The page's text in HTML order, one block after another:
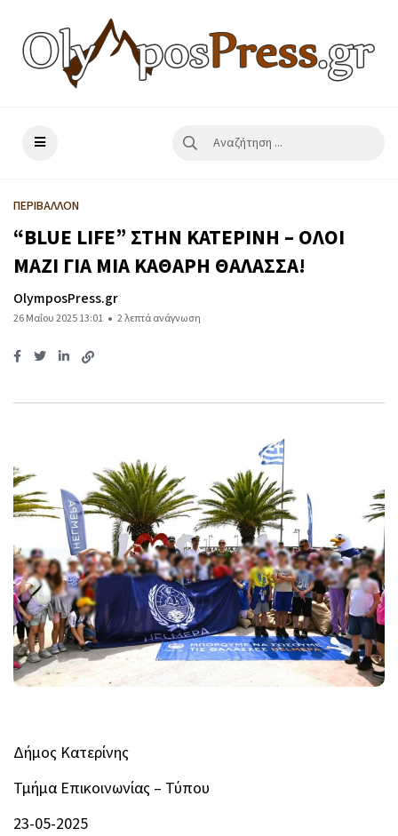
ΠΕΡΙΒΑΛΛΟΝ
“BLUE LIFE” ΣΤΗΝ ΚΑΤΕΡΙΝΗ – ΟΛΟΙ
ΜΑΖΙ ΓΙΑ ΜΙΑ ΚΑΘΑΡΗ ΘΑΛΑΣΣΑ!
OlymposPress.gr
26 Μαΐου 2025 13:01 2 λεπτά ανάγνωση
Δήμος Κατερίνης
Τμήμα Επικοινωνίας – Τύπου
23-05-2025